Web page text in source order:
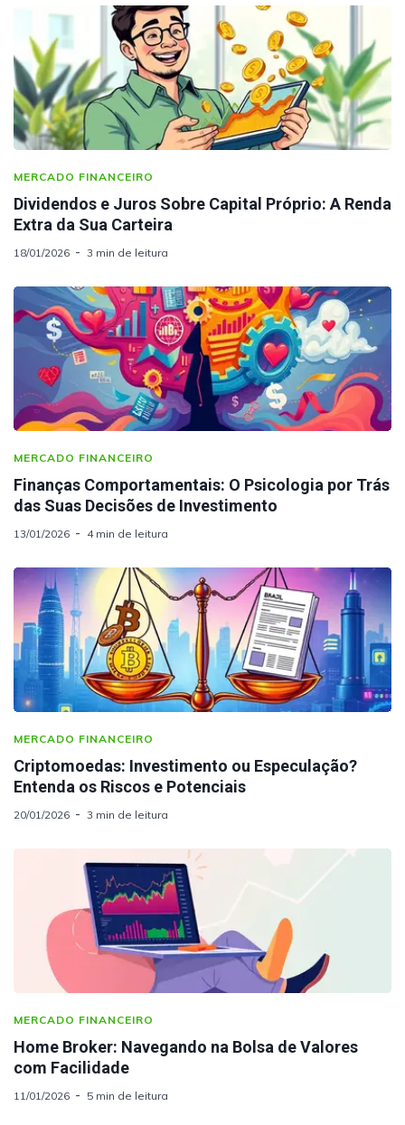
MERCADO FINANCEIRO
Dividendos e Juros Sobre Capital Próprio: A Renda
Extra da Sua Carteira
18/01/2026 3 min de leitura
MERCADO FINANCEIRO
Finanças Comportamentais: O Psicologia por Trás
das Suas Decisões de Investimento
13/01/2026 4 min de leitura
MERCADO FINANCEIRO
Criptomoedas: Investimento ou Especulação?
Entenda os Riscos e Potenciais
20/01/2026 3 min de leitura
MERCADO FINANCEIRO
Home Broker: Navegando na Bolsa de Valores
com Facilidade
11/01/2026 5 min de leitura